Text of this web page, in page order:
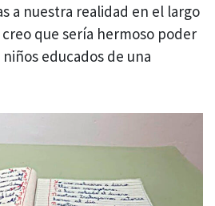
a nuestra realidad en el largo
que sería hermoso poder
educados de una